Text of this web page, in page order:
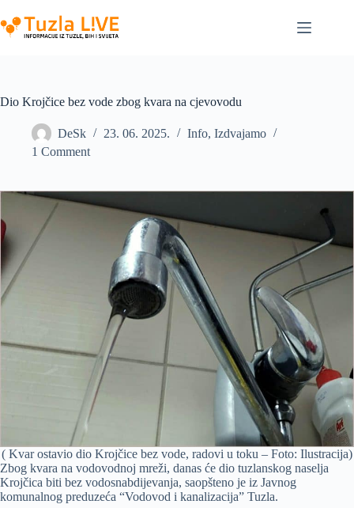
to
content
Dio Krojčice bez vode zbog kvara na cjevovodu
DeSk 23. 06. 2025. Info, Izdvajamo
1 Comment
( Kvar ostavio dio Krojčice bez vode, radovi u toku – Foto: Ilustracija)
Zbog kvara na vodovodnoj mreži, danas će dio tuzlanskog naselja
Krojčica biti bez vodosnabdijevanja, saopšteno je iz Javnog
komunalnog preduzeća “Vodovod i kanalizacija” Tuzla.